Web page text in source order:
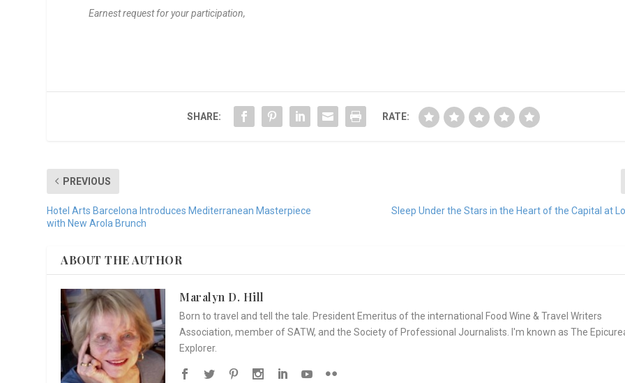
Earnest request for your participation,
SHARE: RATE:
PREVIOUS
Hotel Arts Barcelona Introduces Mediterranean Masterpiece
with New Arola Brunch
Sleep Under the Stars in the Heart of the Capital at
ABOUT THE AUTHOR
Maralyn D. Hill
Born to travel and tell the tale. President Emeritus of the international Food Wine & Travel Writers
Association, member of SATW, and the Society of Professional Journalists. I'm known as The
Explorer.